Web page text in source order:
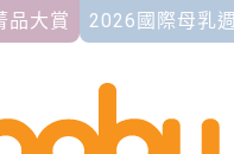
品大賞 2026國際母乳週